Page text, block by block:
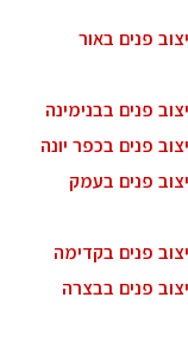
פנים באור
פנים בבנימינה
פנים בכפר יונה
פנים בעמק
פנים בקדימה
פנים בבצרה